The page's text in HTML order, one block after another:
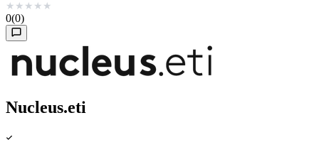
★ ★ ★ ★ ★
0(0)
Nucleus.eti